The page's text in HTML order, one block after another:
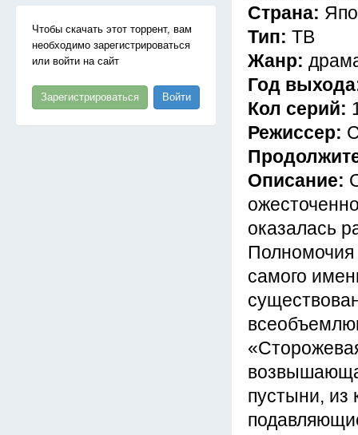
Чтобы скачать этот торрент, вам
необходимо зарегистрироваться
или войти на сайт
Зарегистрироваться Войти
Страна:
Тип: ТВ
Жанр:
Год
Кол серий:
Режиссер:
Описание:
оказалась
Полномочия
самого
пустыни, из